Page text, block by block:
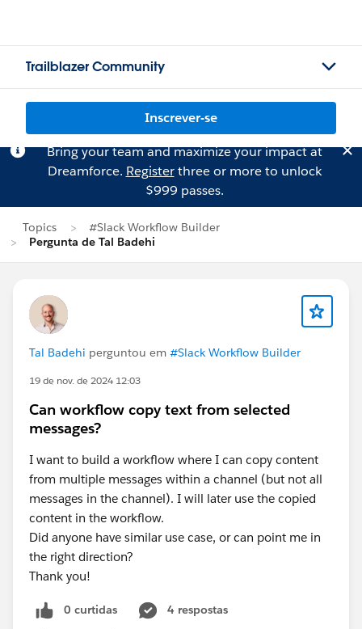
Trailblazer Community
Inscrever-se
Bring your team and maximize your impact at
Dreamforce. Registerthree or more to unlock
$999 passes.
Topics
#Slack Workflow Builder
Pergunta de Tal Badehi
Tal Badehi perguntou em #Slack Workflow Builder
19 de nov. de 2024 12:03
Can workflow copy text from selected
messages?
I want to build a workflow where I can copy content
from multiple messages within a channel (but not all
messages in the channel). I will later use the copied
content in the workflow.
Did anyone have similar use case, or can point me in
the right direction?
Thank you!
0 curtidas
4 respostas